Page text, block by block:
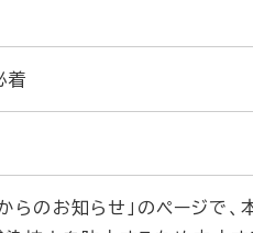
着
のお知らせ」のページで、